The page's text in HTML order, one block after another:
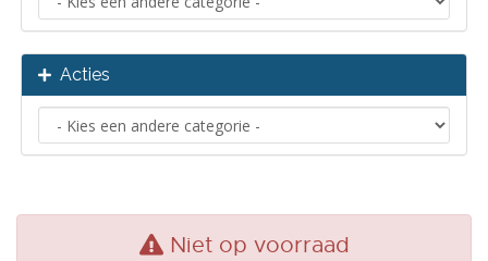
Acties
Niet op voorraad